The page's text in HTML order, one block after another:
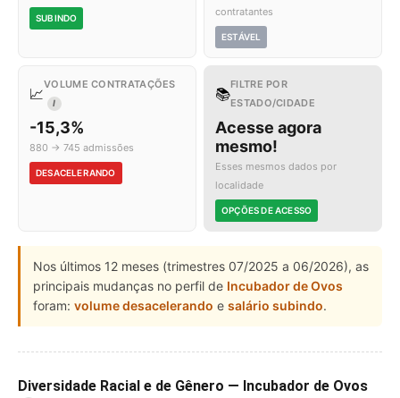
SUBINDO
contratantes
ESTÁVEL
📈
VOLUME CONTRATAÇÕES
I
-15,3%
880 → 745 admissões
DESACELERANDO
📚
FILTRE POR
ESTADO/CIDADE
Acesse agora
mesmo!
Esses mesmos dados por
localidade
OPÇÕES DE ACESSO
Nos últimos 12 meses (trimestres 07/2025 a 06/2026), as
principais mudanças no perfil de Incubador de Ovos
foram: volume desacelerando e salário subindo.
Diversidade Racial e de Gênero — Incubador de Ovos